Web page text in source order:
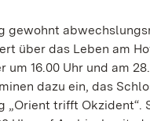
gewohnt
über das Leben am
16.00 Uhr und am
dazu ein, das
trifft Okzident“.